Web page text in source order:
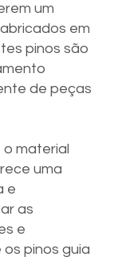
um
em
pinos são
de peças
material
uma
e
as
e
pinos guia